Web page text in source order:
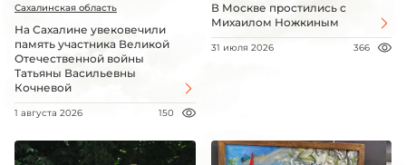
Сахалинская область
На Сахалине увековечили
память участника Великой
Отечественной войны
Татьяны Васильевны
Кочневой
1 августа 2026 150
В Москве простились с
Михаилом Ножкиным
31 июля 2026 366